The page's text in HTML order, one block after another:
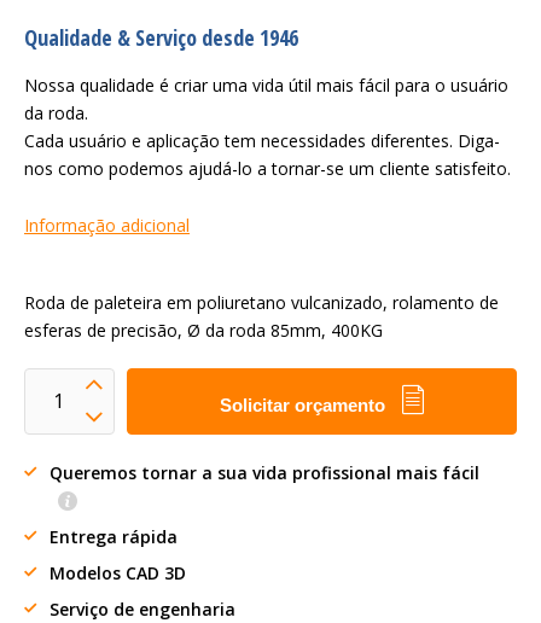
Qualidade & Serviço desde 1946
Nossa qualidade é criar uma vida útil mais fácil para o usuário
da roda.
Cada usuário e aplicação tem necessidades diferentes. Diga-
nos como podemos ajudá-lo a tornar-se um cliente satisfeito.
Informação adicional
Roda de paleteira em poliuretano vulcanizado, rolamento de
esferas de precisão, Ø da roda 85mm, 400KG
Solicitar orçamento
Queremos tornar a sua vida profissional mais fácil
Entrega rápida
Modelos CAD 3D
Serviço de engenharia